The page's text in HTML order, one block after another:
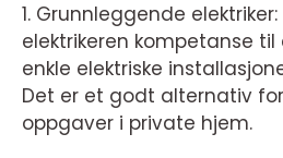
1. Grunnleggende
elektrikeren kompetanse
enkle elektriske
Det er et godt alternativ
oppgaver i private hjem.